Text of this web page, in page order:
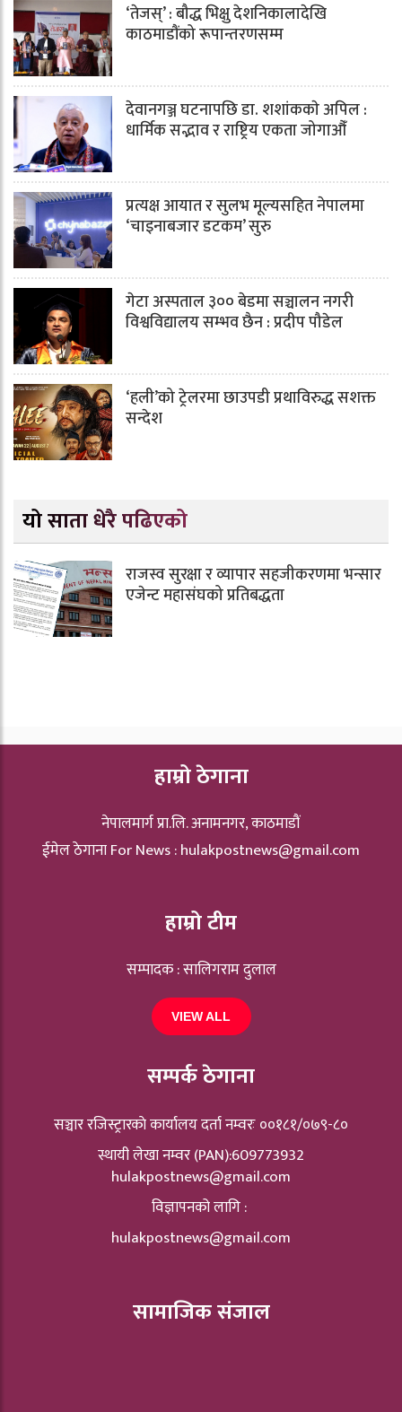
‘तेजस्’ : बौद्ध भिक्षु देशनिकालादेखि
काठमाडौंको रूपान्तरणसम्म
देवानगञ्ज घटनापछि डा. शशांककाे अपिल :
धार्मिक सद्भाव र राष्ट्रिय एकता जोगाऔँ
प्रत्यक्ष आयात र सुलभ मूल्यसहित नेपालमा
‘चाइनाबजार डटकम’ सुरु
गेटा अस्पताल ३०० बेडमा सञ्चालन नगरी
विश्वविद्यालय सम्भव छैन : प्रदीप पौडेल
‘हली’को ट्रेलरमा छाउपडी प्रथाविरुद्ध सशक्त
सन्देश
यो साता धेरै पढिएको
राजस्व सुरक्षा र व्यापार सहजीकरणमा भन्सार
एजेन्ट महासंघको प्रतिबद्धता
हाम्रो ठेगाना
नेपालमार्ग प्रा.लि. अनामनगर, काठमाडौं
ईमेल ठेगाना For News :hulakpostnews@gmail.com
हाम्रो टीम
सम्पादक : सालिगराम दुलाल
VIEW ALL
सम्पर्क ठेगाना
सञ्चार रजिस्ट्रारकाे कार्यालय दर्ता नम्वरः ००१८१/०७९-८०
स्थायी लेखा नम्वर (PAN):609773932
hulakpostnews@gmail.com
विज्ञापनको लागि :
hulakpostnews@gmail.com
सामाजिक संजाल